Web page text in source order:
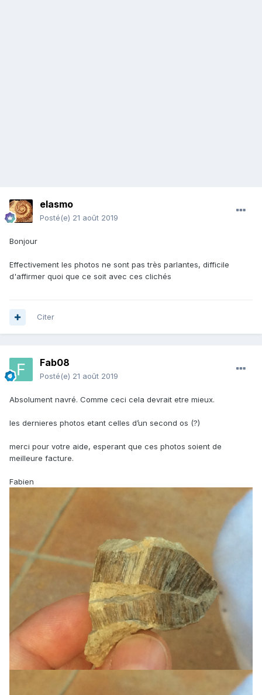
elasmo
Posté(e) 21 août 2019
Bonjour
Effectivement les photos ne sont pas très parlantes, difficile
d'affirmer quoi que ce soit avec ces clichés
Citer
Fab08
Posté(e) 21 août 2019
Absolument navré. Comme ceci cela devrait etre mieux.
les dernieres photos etant celles d’un second os (?)
merci pour votre aide, esperant que ces photos soient de
meilleure facture.
Fabien